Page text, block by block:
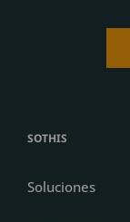
SOTHIS
Soluciones